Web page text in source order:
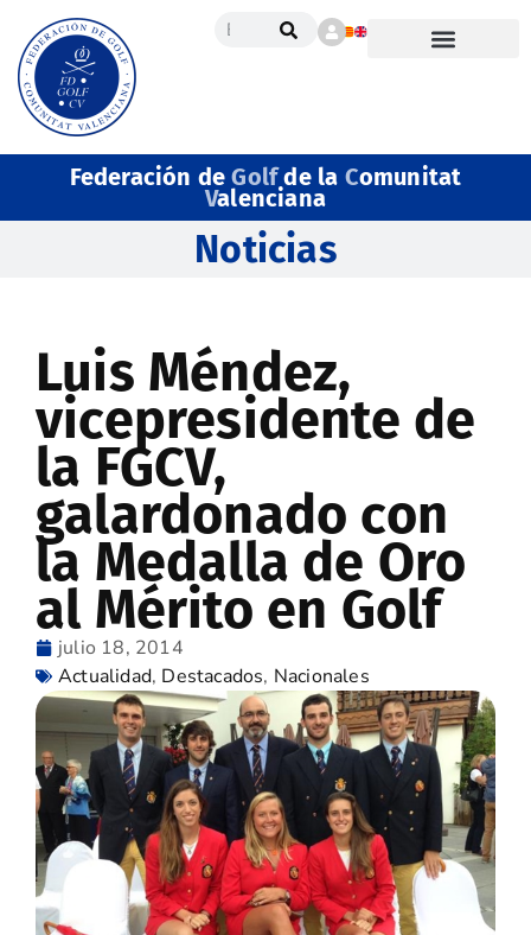
Federación deGolfde la Comunitat
Valenciana
Noticias
Luis Méndez,
vicepresidente de
la FGCV,
galardonado con
la Medalla de Oro
al Mérito en Golf
julio 18, 2014
Actualidad, Destacados, Nacionales